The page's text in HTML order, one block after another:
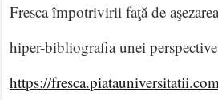
Fresca împotrivirii faţă de
hiper-bibliografia unei perspective
https://